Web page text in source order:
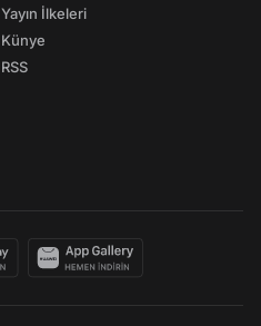
Yayın İlkeleri
Künye
RSS